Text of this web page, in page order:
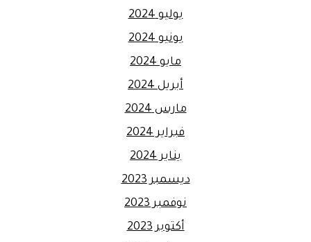
يوليو 2024
يونيو 2024
مايو 2024
أبريل 2024
مارس 2024
فبراير 2024
يناير 2024
ديسمبر 2023
نوفمبر 2023
أكتوبر 2023